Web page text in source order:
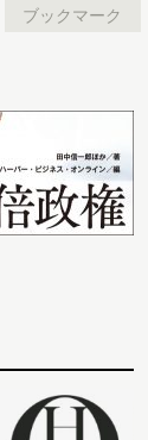
ブックマーク